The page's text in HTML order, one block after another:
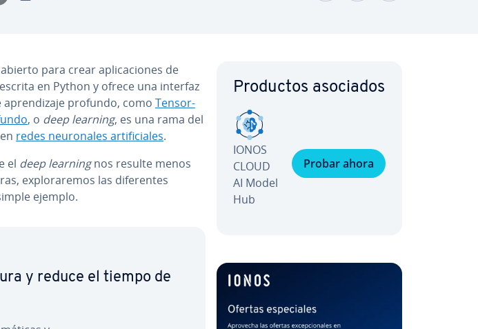
para crear apli­ca­cio­nes de
en Python y ofrece una interfaz
profundo, como Te­n­so­r­
, o deep learning, es una rama del
redes neu­ro­na­les ar­ti­fi­cia­les.
el deep learningnos resulte menos
ex­plo­ra­re­mos las di­fe­re­n­tes
ejemplo.
y reduce el tiempo de
Productos asociados
IONOS
CLOUD
AI Model
Hub
Probar ahora